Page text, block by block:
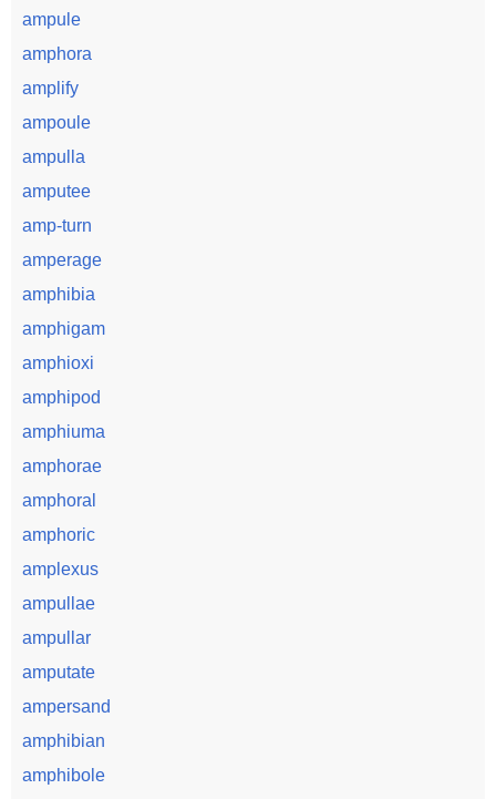
ampule
amphora
amplify
ampoule
ampulla
amputee
amp-turn
amperage
amphibia
amphigam
amphioxi
amphipod
amphiuma
amphorae
amphoral
amphoric
amplexus
ampullae
ampullar
amputate
ampersand
amphibian
amphibole